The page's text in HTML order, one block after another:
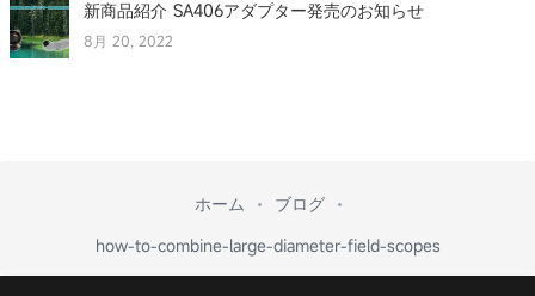
新商品紹介 SA406アダプター発売のお知らせ
8月 20, 2022
ホーム
ブログ
how-to-combine-large-diameter-field-scopes